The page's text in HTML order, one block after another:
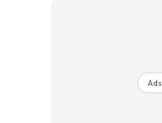
Ads